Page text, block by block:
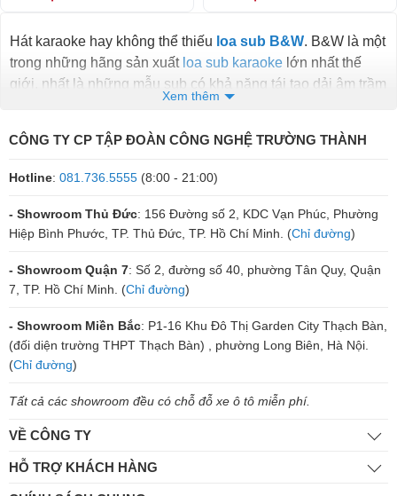
Hát karaoke hay không thể thiếu loa sub B&W. B&W là một
trong những hãng sản xuất loa sub karaoke lớn nhất thế
giới, nhất là những mẫu sub có khả năng tái tạo dải âm trầm
sâu, mạnh mẽ và cực kỳ chính xác.
Tại sao nên chọn loa sub B&W?
Có nhiều lí do để bạn lựa chọn chiếc sub B&W, trong đó có
- Chất âm mạnh mẽ từ thiết kế bass chuyên dụng: Hệ thống
100, thậm chí có mẫu còn đạt đến coil 125 giúp dải âm trầm
đầy uy lực với độ chi tiết vô cùng tuyệt vời.
- Chất lượng từ linh kiện: Toàn bộ linh kiện từ mạch đến cấu
trúc thùng loa đều đạt chuẩn audiophile, đảm bảo độ bền và
- Thiết kế sang trọng: Mỗi sản phẩm đều được chăm chuốt tỉ
mỉ, chất âm phù hợp với không gian từ phòng khách đến
studio chuyên nghiệp. Đồng thời khả năng phối ghép đa
dạng với các thiết bị bluetooth,
12q, hay
Xem thêm
CÔNG TY CP TẬP ĐOÀN CÔNG NGHỆ TRƯỜNG THÀNH
Hotline: 081.736.5555 (8:00 - 21:00)
- Showroom Thủ Đức: 156 Đường số 2, KDC Vạn Phúc, Phường
Hiệp Bình Phước, TP. Thủ Đức, TP. Hồ Chí Minh. (Chỉ đường)
- Showroom Quận 7: Số 2, đường số 40, phường Tân Quy, Quận
7, TP. Hồ Chí Minh. (Chỉ đường)
- Showroom Miền Bắc: P1-16 Khu Đô Thị Garden City Thạch Bàn,
(đối diện trường THPT Thạch Bàn) , phường Long Biên, Hà Nội.
(Chỉ đường)
Tất cả các showroom đều có chỗ đỗ xe ô tô miễn phí.
VỀ CÔNG TY
HỖ TRỢ KHÁCH HÀNG